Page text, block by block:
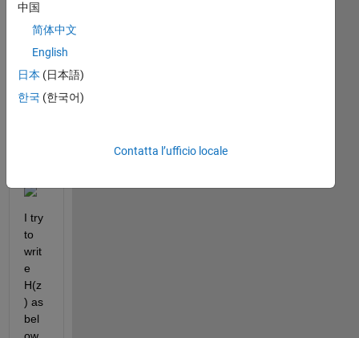
es
and
zer
of
giv
I try
to
writ
e
H(z
) as
bel
中国
简体中文
English
日本 (日本語)
한국 (한국어)
Contatta l’ufficio locale